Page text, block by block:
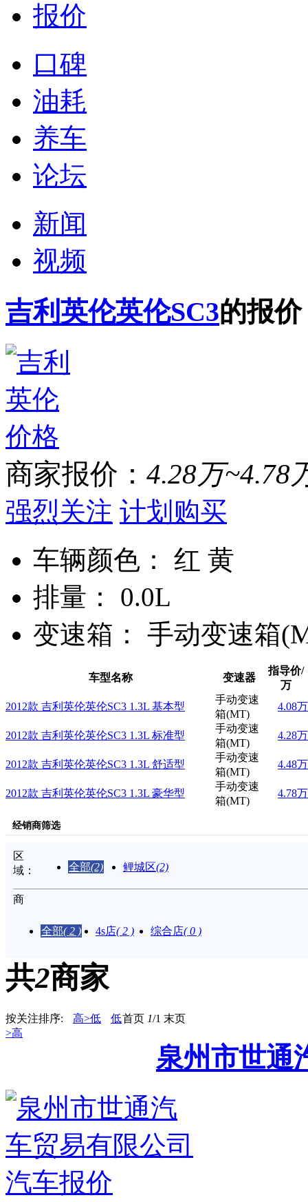
报价
口碑
油耗
养车
论坛
新闻
视频
吉利英伦英伦SC3的报价
商家报价： 4.28万~4.78
强烈关注 计划购买
车辆颜色：
红 黄
排量：
0.0L
变速箱：
手动变速箱
车型名称 变速器
指导价/
万
2012款 吉利英伦英伦SC3 1.3L 基本型
手动变速
箱(MT)
4.08万
2012款 吉利英伦英伦SC3 1.3L 标准型
手动变速
箱(MT)
4.28万
2012款 吉利英伦英伦SC3 1.3L 舒适型
手动变速
箱(MT)
4.48万
2012款 吉利英伦英伦SC3 1.3L 豪华型
手动变速
箱(MT)
4.78万
经销商筛选
区
域：
全部(2) 鲤城区(2)
商
全部( 2 ) 4s店( 2 ) 综合店( 0 )
共2商家
按关注排序: 高>低
低
>高
首页 1/1 末页
泉州市世通